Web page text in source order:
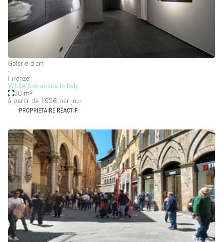
Camion / Fourgon
Commerce
Entrepôt / Espace Stockage / Box
Espace Créatif
Espace Publicitaire
Galerie d'art
Kiosque / Stand / Corner
Lobby / Accueil
Maison / Villa / Hôtel Particulier
Restaurant / Bar / Café
Rooftop
Galerie d'art
∙
Firenze
White box space in Italy
30 m²
à partir de 192€ par jour
PROPRIÉTAIRE RÉACTIF